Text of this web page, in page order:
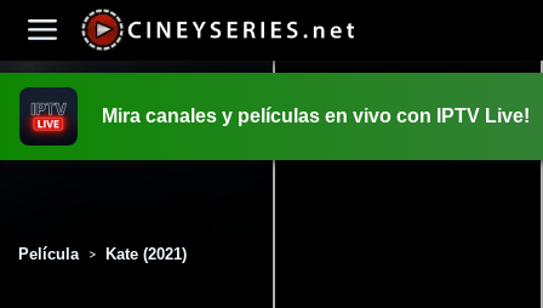
Mira canales y películas en vivo con IPTV Live!
Película > Kate (2021)